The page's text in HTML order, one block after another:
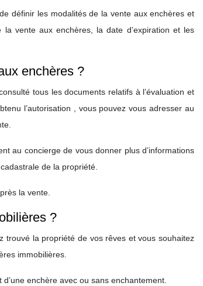
définir les modalités de la vente aux enchères et
vente aux enchères, la date d’expiration et les
enchères ?
tous les documents relatifs à l’évaluation et
l’autorisation , vous pouvez vous adresser au
au concierge de vous donner plus d’informations
de la propriété.
la vente.
?
trouvé la propriété de vos rêves et vous souhaitez
immobilières.
enchère avec ou sans enchantement.